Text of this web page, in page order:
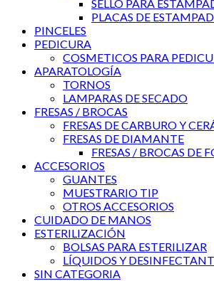
SELLO PARA
PLACAS DE
PINCELES
PEDICURA
COSMETICOS PARA
APARATOLOGÍA
TORNOS
LAMPARAS DE SECADO
FRESAS / BROCAS
FRESAS DE CARBURO Y
FRESAS DE DIAMANTE
FRESAS / BROCAS DE
ACCESORIOS
GUANTES
MUESTRARIO TIP
OTROS ACCESORIOS
CUIDADO DE MANOS
ESTERILIZACIÓN
BOLSAS PARA ESTERILIZAR
LÍQUIDOS Y
SIN CATEGORIA